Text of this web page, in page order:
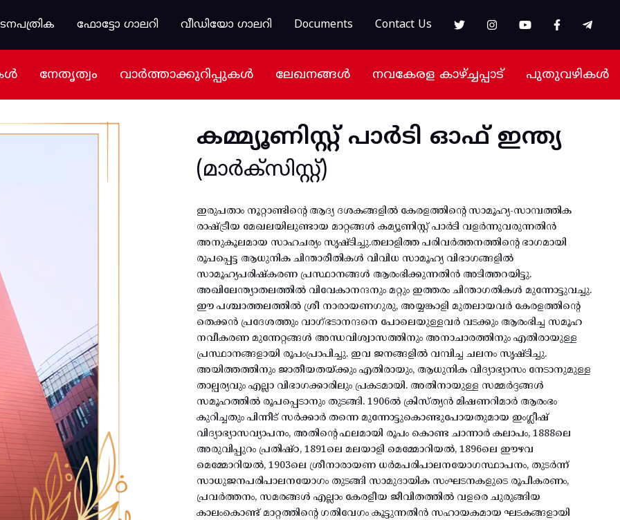
ഫോട്ടോ ഗാലറി വീഡിയോ ഗാലറി Documents Contact Us
നേതൃത്വം വാർത്താക്കുറിപ്പുകൾ ലേഖനങ്ങൾ നവകേരള കാഴ്ച്ചപ്പാട് പുതുവഴികൾ
കമ്മ്യൂണിസ്റ്റ് പാർടി ഓഫ് ഇന്ത്യ
(മാർക്സിസ്റ്റ്)
ഇരുപതാം നൂറ്റാണ്ടിന്റെ ആദ്യ ദശകങ്ങളിൽ കേരളത്തിന്റെ സാമൂഹ്യ-സാമ്പത്തിക
രാഷ്ട്രീയ മേഖലയിലുണ്ടായ മാറ്റങ്ങൾ കമ്യൂണിസ്റ്റ് പാർടി വളർന്നുവരുന്നതിൻ
അനുകൂലമായ സാഹചര്യം സൃഷ്ടിച്ചു.തലാളിത്ത പരിവർത്തനത്തിന്റെ ഭാഗമായി
രൂപപ്പെട്ട ആധുനിക ചിന്താരീതികൾ വിവിധ സാമൂഹ്യ വിഭാഗങ്ങളിൽ
സാമൂഹ്യപരിഷ്കരണ പ്രസ്ഥാനങ്ങൾ ആരംഭിക്കുന്നതിൻ അടിത്തറയിട്ടു.
അഖിലേന്ത്യാതലത്തിൽ വിവേകാനന്ദനും മറ്റും ഇത്തരം ചിന്താഗതികൾ മുന്നോട്ടുവച്ചു.
ഈ പശ്ചാത്തലത്തിൽ ശ്രീ നാരായണഗുരു, അയ്യങ്കാളി മുതലായവർ കേരളത്തിന്റെ
തെക്കൻ പ്രദേശത്തും വാഗ്ഭടാനന്ദനെ പോലെയുള്ളവർ വടക്കും ആരംഭിച്ച സമൂഹ
നവീകരണ മുന്നേറ്റങ്ങൾ അന്ധവിശ്വാസത്തിനും അനാചാരത്തിനും എതിരായുള്ള
പ്രസ്ഥാനങ്ങളായി രൂപംപ്രാപിച്ചു. ഇവ ജനങ്ങളിൽ വമ്പിച്ച ചലനം സൃഷ്ടിച്ചു.
അയിത്തത്തിനും ജാതീയതയ്ക്കും എതിരായും, ആധുനിക വിദ്യാഭ്യാസം നേടാനുമുള്ള
താല്പര്യവും എല്ലാ വിഭാഗക്കാരിലും പ്രകടമായി. അതിനായുള്ള സമ്മർദ്ദങ്ങൾ
സമൂഹത്തിൽ രൂപപ്പെടാനും തുടങ്ങി. 1906ൽ ക്രിസ്ത്യൻ മിഷണറിമാർ ആരംഭം
കുറിച്ചതും പിന്നീട് സർക്കാർ തന്നെ മുന്നോട്ടുകൊണ്ടുപോയതുമായ ഇംഗ്ലീഷ്
വിദ്യാഭ്യാസവ്യാപനം, അതിന്റെ ഫലമായി രൂപം കൊണ്ട ചാന്നാർ കലാപം, 1888ലെ
അരുവിപ്പുറം പ്രതിഷ്ഠ, 1891ലെ മലയാളി മെമ്മോറിയൽ, 1896ലെ ഈഴവ
മെമ്മോറിയൽ, 1903ലെ ശ്രീനാരായണ ധർമപരിപാലനയോഗസ്ഥാപനം, തുടർന്ന്
സാധുജനപരിപാലനയോഗം തുടങ്ങി സാമുദായിക സംഘടനകളുടെ രൂപീകരണം,
പ്രവർത്തനം, സമരങ്ങൾ എല്ലാം കേരളീയ ജീവിതത്തിൽ വളരെ ചുരുങ്ങിയ
കാലംകൊണ്ട് മാറ്റത്തിന്റെ ഗതിവേഗം കൂട്ടുന്നതിൻ സഹായകമായ ഘടകങ്ങളായി